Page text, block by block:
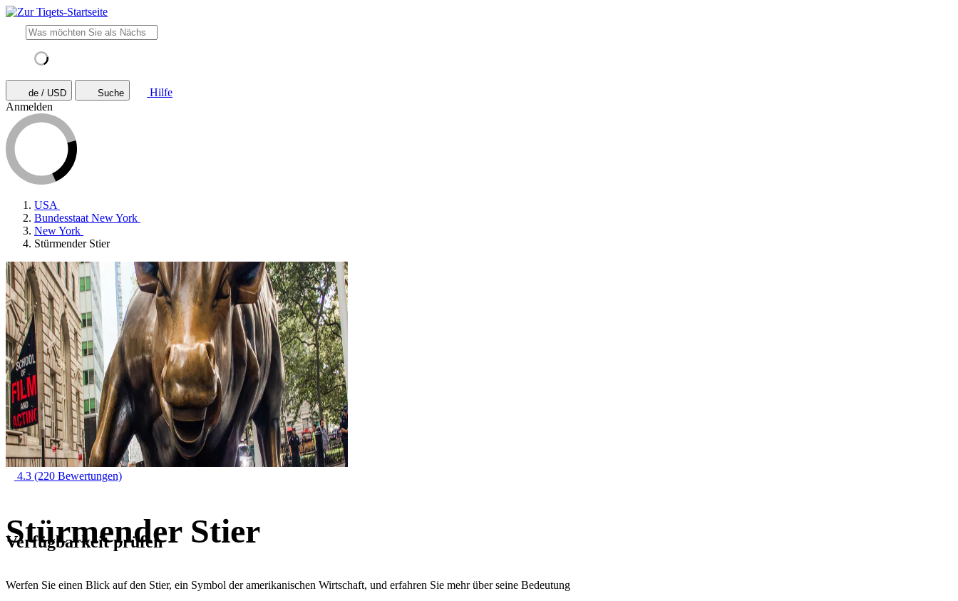
de / USD Suche
Hilfe
Anmelden
USA
Bundesstaat New York
New York
Stürmender Stier
4.3 (220 Bewertungen)
Stürmender Stier
Werfen Sie einen Blick auf den Stier, ein Symbol der amerikanischen Wirtschaft, und erfahren Sie mehr über seine Bedeutung
Verfügbarkeit prüfen